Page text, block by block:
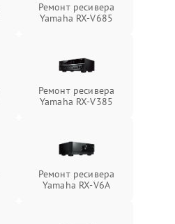
Ремонт ресивера
Yamaha RX-V685
Ремонт ресивера
Yamaha RX-V385
Ремонт ресивера
Yamaha RX-V6A